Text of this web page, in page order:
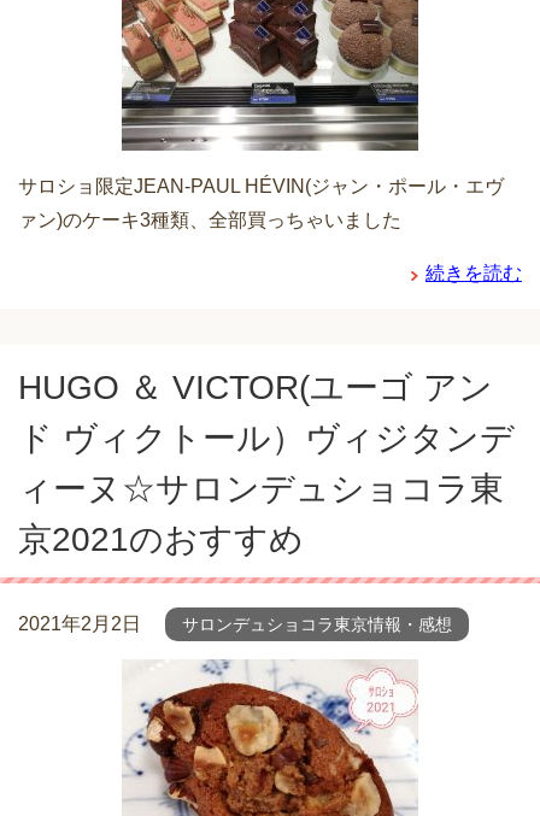
サロショ限定JEAN-PAUL HÉVIN(ジャン・ポール・エヴ
ァン)のケーキ3種類、全部買っちゃいました
続きを読む
HUGO ＆ VICTOR(ユーゴ アン
ド ヴィクトール）ヴィジタンデ
ィーヌ☆サロンデュショコラ東
京2021のおすすめ
2021年2月2日 サロンデュショコラ東京情報・感想